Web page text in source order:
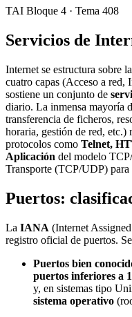
TAI Bloque 4 · Tema 408
Servicios de
Internet se estructura sobre
cuatro capas (Acceso a
sostiene un conjunto de
diario. La inmensa mayoría
transferencia de ficheros,
horaria, gestión de red, etc.)
protocolos como Telnet,
Aplicación del modelo
Transporte (TCP/UDP)
Puertos:
La IANA (Internet
registro oficial de puertos.
Puertos bien
puertos inferiores a
y, en sistemas tipo
sistema operativo